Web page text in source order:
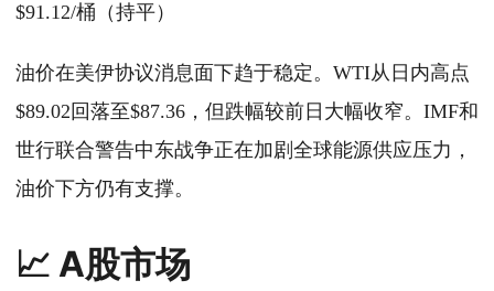
$91.12/桶（持平）
油价在美伊协议消息面下趋于稳定。WTI从日内高点
$89.02回落至$87.36，但跌幅较前日大幅收窄。IMF和
世行联合警告中东战争正在加剧全球能源供应压力，
油价下方仍有支撑。
📈 A股市场